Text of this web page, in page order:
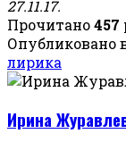
27.11.17.
Прочитано457
Опубликовано
лирика
Ирина